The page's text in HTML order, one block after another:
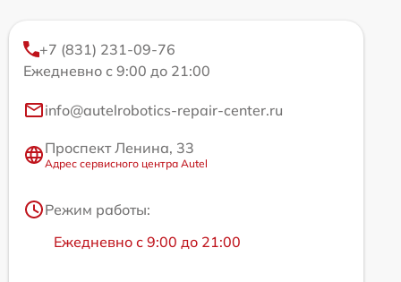
+7 (831) 231-09-76
Ежедневно с 9:00 до 21:00
info@autelrobotics-repair-center.ru
Проспект Ленина, 33
Адрес сервисного центра Autel
Режим работы:
Ежедневно с 9:00 до 21:00